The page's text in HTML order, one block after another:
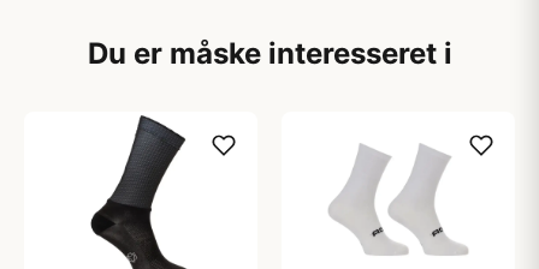
Du er måske interesseret i